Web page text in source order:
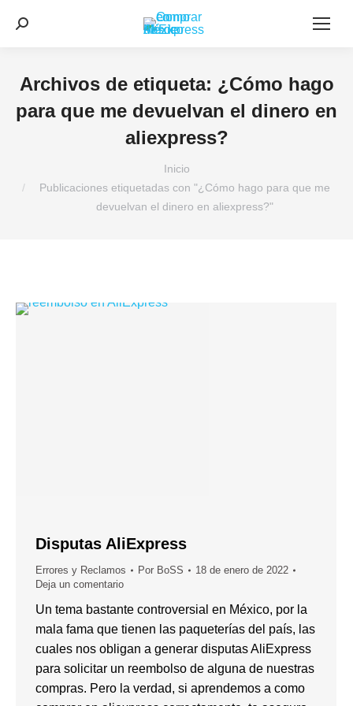
Buscar:
Archivos de etiqueta: ¿Cómo hago
para que me devuelvan el dinero en
aliexpress?
Inicio
Publicaciones etiquetadas con "¿Cómo hago para que me
devuelvan el dinero en aliexpress?"
Disputas AliExpress
Errores y Reclamos Por BoSS
18 de enero de 2022
Deja un comentario
Un tema bastante controversial en México, por la
mala fama que tienen las paqueterías del país, las
cuales nos obligan a generar disputas AliExpress
para solicitar un reembolso de alguna de nuestras
compras. Pero la verdad, si aprendemos a como